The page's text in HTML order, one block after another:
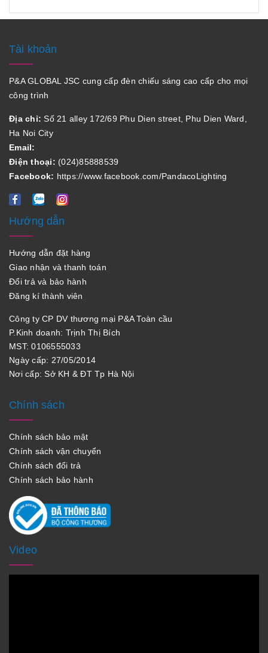
Tài khoản
P&A GLOBAL JSC cung cấp đèn chiếu sáng cao cấp cho mọi
công trình
Địa chỉ: Số 21 alley 172/69 Phu Dien street, Phu Dien Ward,
Ha Noi City
Email:
Điện thoại: (024)85888539
Facebook: https://www.facebook.com/PandacoLighting
Hướng dẫn
Hướng dẫn đặt hàng
Giao nhận và thanh toán
Đổi trả và bảo hành
Đăng kí thành viên
Công ty CP DV thương mại P&A Toàn cầu
P.Kinh doanh: Trịnh Thị Bích
MST: 0106555033
Ngày cấp: 27/05/2014
Nơi cấp: Sở KH & ĐT Tp Hà Nội
Chính sách
Chính sách bảo mật
Chính sách vận chuyển
Chính sách đổi trả
Chính sách bảo hành
Video